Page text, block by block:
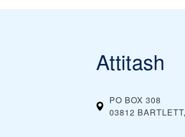
Attitash
PO BOX 308
03812